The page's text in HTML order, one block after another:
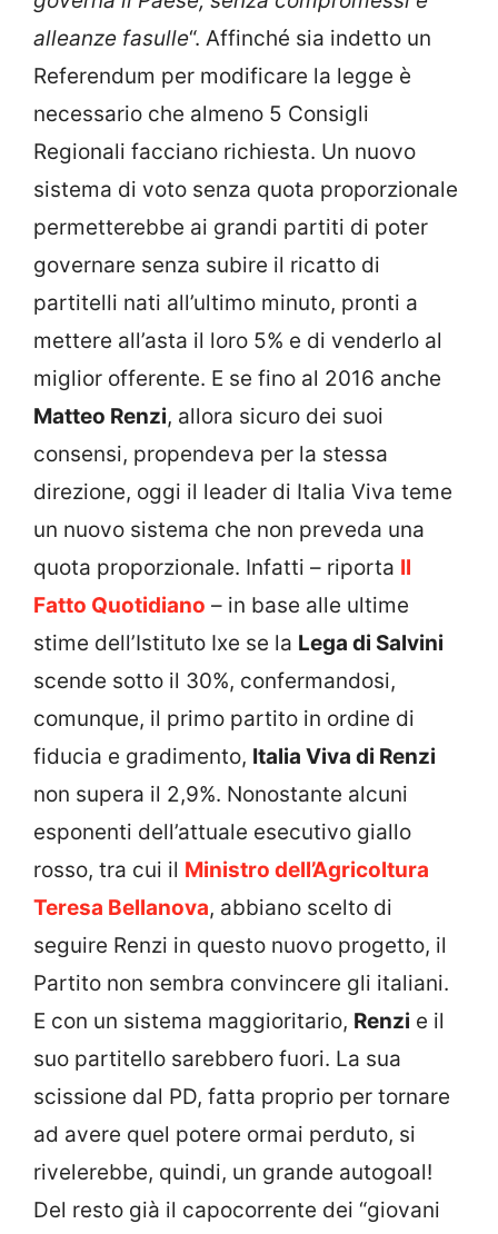
alleanze fasulle“. Affinché sia indetto un
Referendum per modificare la legge è
necessario che almeno 5 Consigli
Regionali facciano richiesta. Un nuovo
sistema di voto senza quota proporzionale
permetterebbe ai grandi partiti di poter
governare senza subire il ricatto di
partitelli nati all’ultimo minuto, pronti a
mettere all’asta il loro 5% e di venderlo al
miglior offerente. E se fino al 2016 anche
Matteo Renzi, allora sicuro dei suoi
consensi, propendeva per la stessa
direzione, oggi il leader di Italia Viva teme
un nuovo sistema che non preveda una
quota proporzionale. Infatti – riporta Il
Fatto Quotidiano – in base alle ultime
stime dell’Istituto Ixe se la Lega di Salvini
scende sotto il 30%, confermandosi,
comunque, il primo partito in ordine di
fiducia e gradimento, Italia Viva di Renzi
non supera il 2,9%. Nonostante alcuni
esponenti dell’attuale esecutivo giallo
rosso, tra cui il Ministro dell’Agricoltura
Teresa Bellanova, abbiano scelto di
seguire Renzi in questo nuovo progetto, il
Partito non sembra convincere gli italiani.
E con un sistema maggioritario, Renzi e il
suo partitello sarebbero fuori. La sua
scissione dal PD, fatta proprio per tornare
ad avere quel potere ormai perduto, si
rivelerebbe, quindi, un grande autogoal!
Del resto già il capocorrente dei “giovani